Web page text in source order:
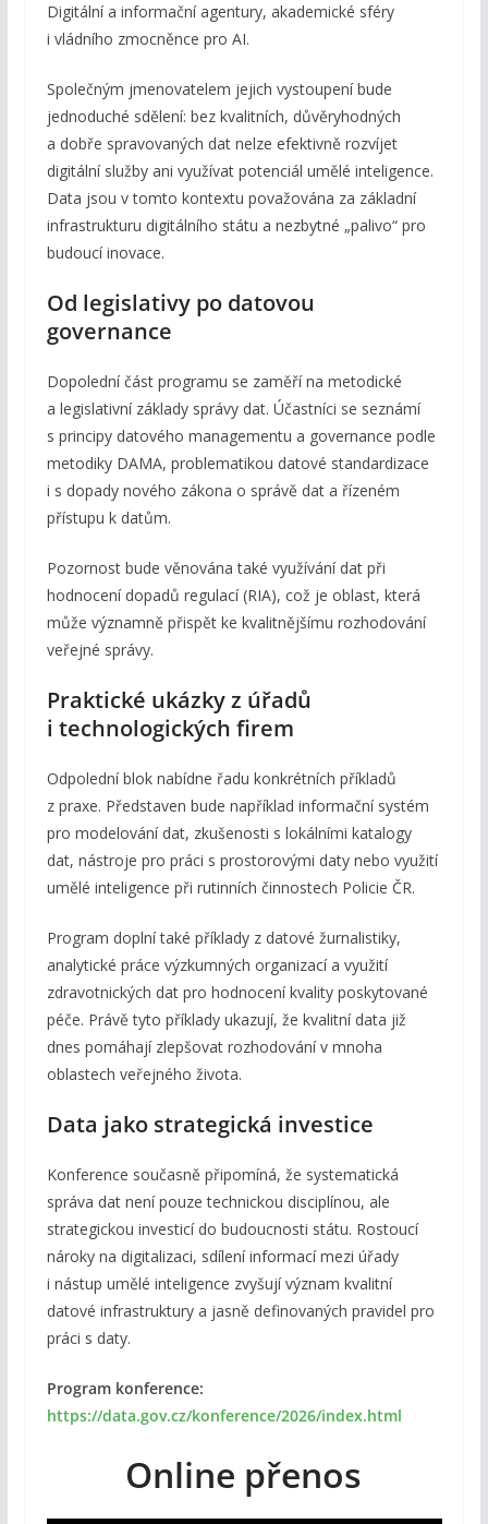
Digitální a informační agentury, akademické sféry
i vládního zmocněnce pro AI.
Společným jmenovatelem jejich vystoupení bude
jednoduché sdělení: bez kvalitních, důvěryhodných
a dobře spravovaných dat nelze efektivně rozvíjet
digitální služby ani využívat potenciál umělé inteligence.
Data jsou v tomto kontextu považována za základní
infrastrukturu digitálního státu a nezbytné „palivo“ pro
budoucí inovace.
Od legislativy po datovou
governance
Dopolední část programu se zaměří na metodické
a legislativní základy správy dat. Účastníci se seznámí
s principy datového managementu a governance podle
metodiky DAMA, problematikou datové standardizace
i s dopady nového zákona o správě dat a řízeném
přístupu k datům.
Pozornost bude věnována také využívání dat při
hodnocení dopadů regulací (RIA), což je oblast, která
může významně přispět ke kvalitnějšímu rozhodování
veřejné správy.
Praktické ukázky z úřadů
i technologických firem
Odpolední blok nabídne řadu konkrétních příkladů
z praxe. Představen bude například informační systém
pro modelování dat, zkušenosti s lokálními katalogy
dat, nástroje pro práci s prostorovými daty nebo využití
umělé inteligence při rutinních činnostech Policie ČR.
Program doplní také příklady z datové žurnalistiky,
analytické práce výzkumných organizací a využití
zdravotnických dat pro hodnocení kvality poskytované
péče. Právě tyto příklady ukazují, že kvalitní data již
dnes pomáhají zlepšovat rozhodování v mnoha
oblastech veřejného života.
Data jako strategická investice
Konference současně připomíná, že systematická
správa dat není pouze technickou disciplínou, ale
strategickou investicí do budoucnosti státu. Rostoucí
nároky na digitalizaci, sdílení informací mezi úřady
i nástup umělé inteligence zvyšují význam kvalitní
datové infrastruktury a jasně definovaných pravidel pro
práci s daty.
Program konference:
https://data.gov.cz/konference/2026/index.html
Online přenos